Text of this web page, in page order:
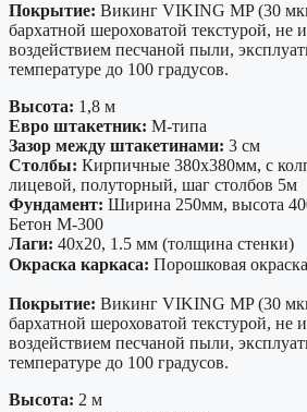
Покрытие: Викинг VIKING MP (30
бархатной шероховатой текстурой, не
воздействием песчаной пыли,
температуре до 100 градусов.
Высота: 1,8 м
Евро штакетник: М-типа
Зазор между штакетинами: 3 см
Столбы: Кирпичные 380х380мм, с
лицевой, полуторный, шаг столбов 5м
Фундамент: Ширина 250мм, высота
Бетон М-300
Лаги: 40х20, 1.5 мм (толщина стенки)
Окраска каркаса: Порошковая
Покрытие: Викинг VIKING MP (30
бархатной шероховатой текстурой, не
воздействием песчаной пыли,
температуре до 100 градусов.
Высота: 2 м